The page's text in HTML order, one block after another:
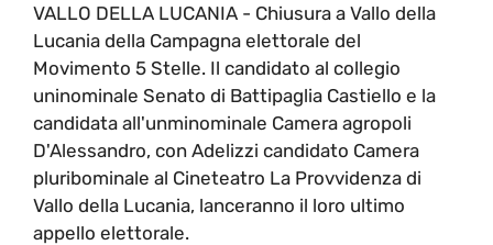
VALLO DELLA LUCANIA - Chiusura a Vallo della
Lucania della Campagna elettorale del
Movimento 5 Stelle. Il candidato al collegio
uninominale Senato di Battipaglia Castiello e la
candidata all'unminominale Camera agropoli
D'Alessandro, con Adelizzi candidato Camera
pluribominale al Cineteatro La Provvidenza di
Vallo della Lucania, lanceranno il loro ultimo
appello elettorale.